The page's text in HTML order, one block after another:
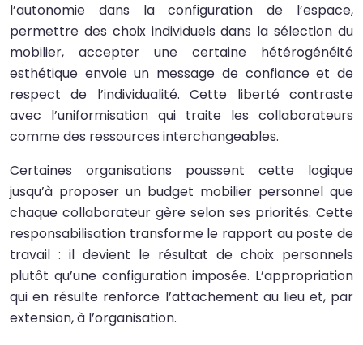
l’autonomie dans la configuration de l’espace,
permettre des choix individuels dans la sélection du
mobilier, accepter une certaine hétérogénéité
esthétique envoie un message de confiance et de
respect de l’individualité. Cette liberté contraste
avec l’uniformisation qui traite les collaborateurs
comme des ressources interchangeables.
Certaines organisations poussent cette logique
jusqu’à proposer un budget mobilier personnel que
chaque collaborateur gère selon ses priorités. Cette
responsabilisation transforme le rapport au poste de
travail : il devient le résultat de choix personnels
plutôt qu’une configuration imposée. L’appropriation
qui en résulte renforce l’attachement au lieu et, par
extension, à l’organisation.